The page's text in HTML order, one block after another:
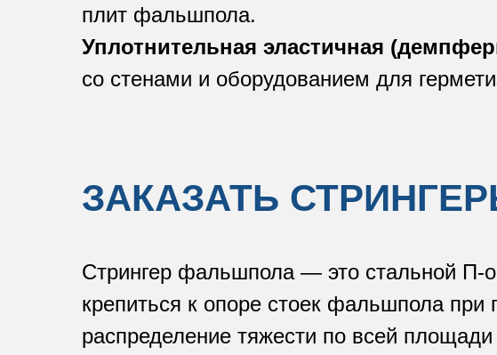
плит фальшпола.
Уплотнительная эластичная
со стенами и оборудованием для
ЗАКАЗАТЬ
Стрингер фальшпола — это стальной П-
крепиться к опоре стоек фальшпола
распределение тяжести по всей